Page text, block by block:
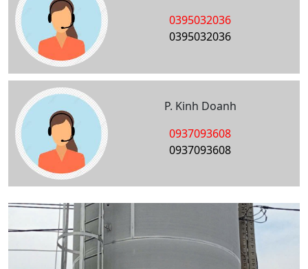
0395032036
0395032036
P. Kinh Doanh
0937093608
0937093608